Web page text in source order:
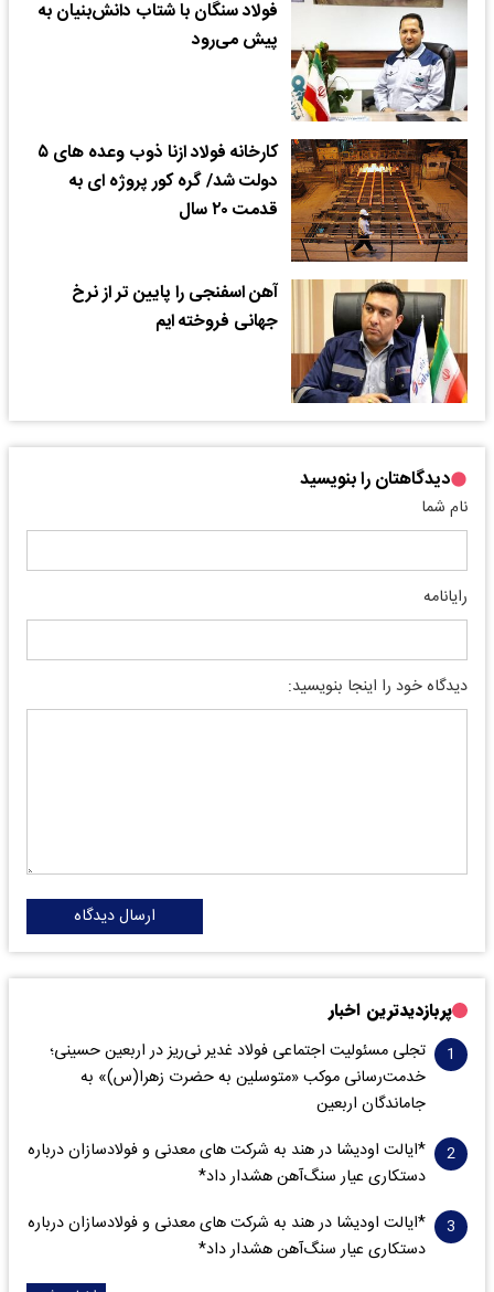
فولاد سنگان با شتاب دانش‌بنیان به
پیش می‌رود
کارخانه فولاد ازنا ذوب وعده های ۵
دولت شد/ گره کور پروژه ای به
قدمت ۲۰ سال
آهن اسفنجی را پایین تر از نرخ
جهانی فروخته ایم
دیدگاهتان را بنویسید
نام شما
رایانامه
دیدگاه خود را اینجا بنویسید:
ارسال دیدگاه
پربازدیدترین اخبار
تجلی مسئولیت اجتماعی فولاد غدیر نی‌ریز در اربعین حسینی؛
خدمت‌رسانی موکب «متوسلین به حضرت زهرا(س)» به
جاماندگان اربعین
*ایالت اودیشا در هند به شرکت های معدنی و فولادسازان درباره
دستکاری عیار سنگ‌آهن هشدار داد*
*ایالت اودیشا در هند به شرکت های معدنی و فولادسازان درباره
دستکاری عیار سنگ‌آهن هشدار داد*